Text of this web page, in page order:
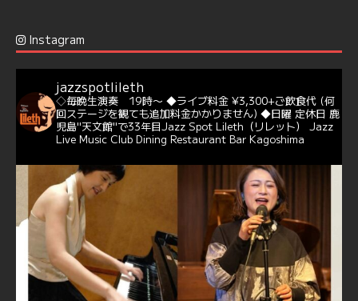
@delightful_gang
バー♪♬
当店での演奏シーンもご覧いただけます❣❣
#天文館ミリオネーション #ジャミラ #クリスマスソング
https://youtu.be/2lhypP4KWc4?si=CEbY-wEg5HDc_iEv
6 Twitter
Jazz Spot Lilet · 11 11月 2024
忘年会＆新年会 ご予約承り中❣❣
☆窓辺から天文館ミリオネーション
☆JAZZの生演奏を聴きながら♪
☆地産地消に拘ったフードメニュー
プラン内容はご予算とご要望に応じてアレンジ可能ですの
で、お気軽にお問い合せください
https://jazzspotlileth.com/recommend/8650
Instagram
jazzspotlileth
◇毎晩生演奏 19時〜 ◆ライブ料金 ¥3,300+ご飲食代 (何
回ステージを観ても追加料金かかりません) ◆日曜 定休日 鹿
児島"天文館"で33年目Jazz Spot Lileth（リレット）
Jazz
Live Music Club Dining Restaurant Bar Kagoshima